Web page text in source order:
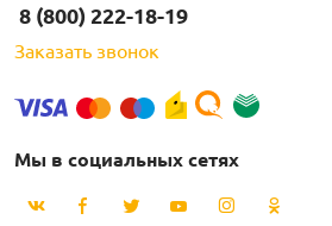
8 (800) 222-18-19
Заказать звонок
Мы в социальных сетях